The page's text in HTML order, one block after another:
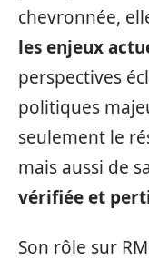
chevronnée,
les enjeux
perspectives
politiques
seulement le
mais aussi de
vérifiée et
Son rôle sur